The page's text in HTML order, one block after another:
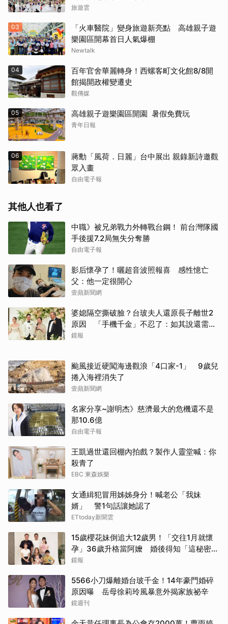
旅遊雲
03
「火車醫院」變身旅遊新亮點 高雄親子遊
樂園區開幕首日人氣爆棚
Newtalk
04
百年官舍華麗轉身！西螺客町文化館8/8開
館揭開政權變遷史
觀傳媒
05 高雄親子遊樂園區開園 暑假免費玩
青年日報
06
蔣勳「風荷．日麗」台中展出 親錄新詩邀觀
眾入畫
自由電子報
其他人也看了
中職》被兄弟戰力外轉戰台鋼！ 前台灣隊國
手後援7.2局無失分奪勝
自由電子報
影后懷孕了！曬超音波照報喜 感性憶亡
父：他一定很開心
壹蘋新聞網
婆媳隔空撕破臉？台玻夫人還原長子離世2
原因 「手機千金」不忍了：如其說還需要
離開嗎？
鏡報
颱風接近硬闖海邊觀浪「4口家-1」 9歲兒
捲入海裡消失了
壹蘋新聞網
名家分享~謝明杰》慈濟最大的危機還不是
那10.6億
自由電子報
王凱過世還回棚內拍戲？製作人靈堂喊：你
殺青了
EBC 東森娛樂
女通緝犯冒用姊姊身分！喊老公「我妹
婿」 警1句話讓她認了
ETtoday新聞雲
15歲櫻花妹倒追大12歲男！「交往1月就懷
孕」36歲升格當阿嬤 婚後得知「這秘密」
傻眼了
鏡報
5566小刀爆離婚台玻千金！14年豪門婚碎
原因曝 岳母徐莉玲風暴意外揭家族祕辛
鏡週刊